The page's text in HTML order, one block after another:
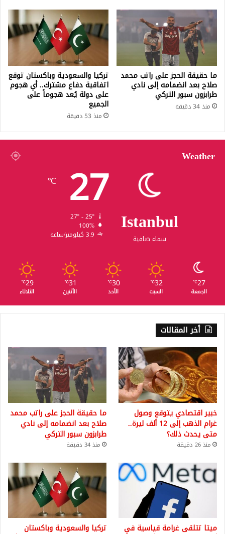
ما حقيقة الحجز على راتب محمد
صلاح بعد انضمامه إلى نادي
طرابزون سبور التركي
منذ 34 دقيقة
تركيا والسعودية وباكستان توقع
اتفاقية دفاع مشترك.. أي هجوم
على دولة يُعد هجوماً على
الجميع
منذ 53 دقيقة
Weather
Istanbul
سماء صافية
27
℃
27º - 25º
100%
3.9 كيلومتر/ساعة
27
℃
الجمعة
32
℃
السبت
30
℃
الأحد
31
℃
الأثنين
29
℃
الثلاثاء
أخر المقالات
خبير اقتصادي يتوقع وصول
غرام الذهب إلى 12 ألف ليرة..
متى يحدث ذلك؟
منذ 26 دقيقة
ما حقيقة الحجز على راتب محمد
صلاح بعد انضمامه إلى نادي
طرابزون سبور التركي
منذ 34 دقيقة
ميتا تتلقى غرامة قياسية في تركيا والسعودية وباكستان